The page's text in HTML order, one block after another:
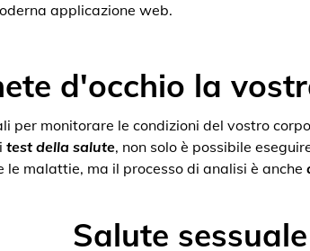
applicazione web.
d'occhio la
per monitorare le condizioni del vostro
test della salute, non solo è possibile
le malattie, ma il processo di analisi è anche
Salute sessuale